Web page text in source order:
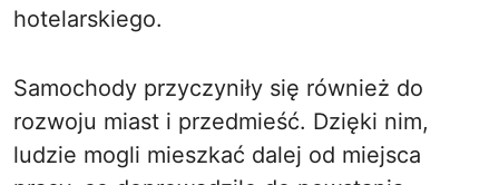
hotelarskiego.
Samochody przyczyniły się również do
rozwoju miast i przedmieść. Dzięki nim,
ludzie mogli mieszkać dalej od miejsca